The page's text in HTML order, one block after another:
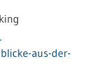
aus-der-